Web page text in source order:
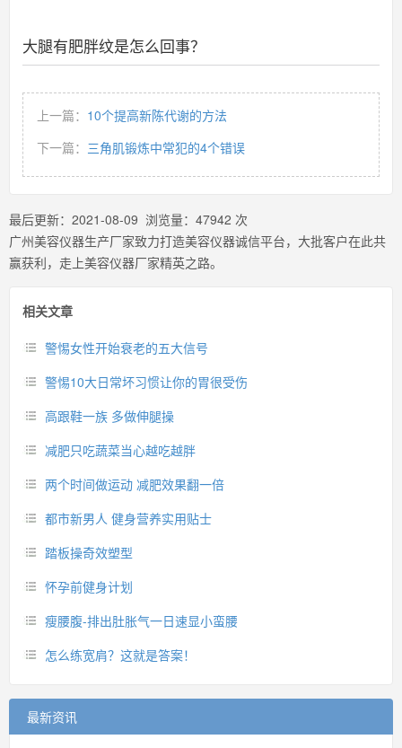
大腿有肥胖纹是怎么回事？
上一篇： 10个提高新陈代谢的方法
下一篇： 三角肌锻炼中常犯的4个错误
最后更新： 2021-08-09 浏览量： 47942 次
广州美容仪器生产厂家致力打造美容仪器诚信平台，大批客户在此共
赢获利，走上美容仪器厂家精英之路。
相关文章
警惕女性开始衰老的五大信号
警惕10大日常坏习惯让你的胃很受伤
高跟鞋一族 多做伸腿操
减肥只吃蔬菜当心越吃越胖
两个时间做运动 减肥效果翻一倍
都市新男人 健身营养实用贴士
踏板操奇效塑型
怀孕前健身计划
瘦腰腹-排出肚胀气一日速显小蛮腰
怎么练宽肩？这就是答案！
最新资讯